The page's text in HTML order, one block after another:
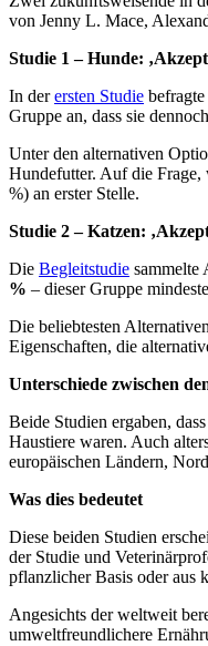
von Jenny L. Mace,
Studie 1 – Hunde:
In derersten Studie
Gruppe an, dass sie
Unter den alternativen
Hundefutter. Auf die Frage,
%) an erster Stelle.
Studie 2 – Katzen:
Die Begleitstudie sammelte
% – dieser Gruppe
Die beliebtesten
Eigenschaften, die
Unterschiede zwischen
Beide Studien ergaben,
Haustiere waren. Auch
europäischen Ländern,
Was dies bedeutet
Diese beiden Studien
der Studie und
pflanzlicher Basis oder aus
Angesichts der weltweit
umweltfreundlichere